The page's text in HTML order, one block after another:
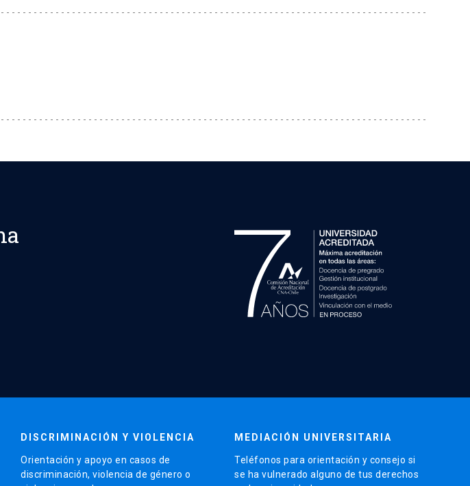
DISCRIMINACIÓN Y VIOLENCIA
Orientación y apoyo en casos de
discriminación, violencia de género o
MEDIACIÓN UNIVERSITARIA
Teléfonos para orientación y consejo si
se ha vulnerado alguno de tus derechos